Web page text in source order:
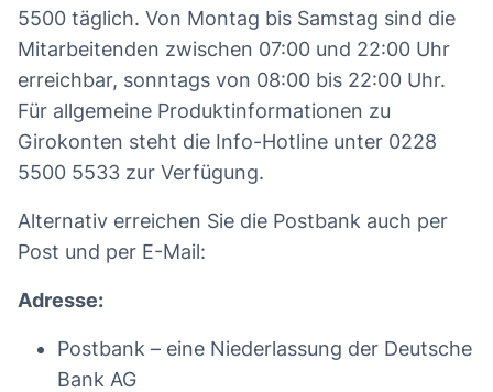
5500 täglich. Von Montag bis Samstag sind die
Mitarbeitenden zwischen 07:00 und 22:00 Uhr
erreichbar, sonntags von 08:00 bis 22:00 Uhr.
Für allgemeine Produktinformationen zu
Girokonten steht die Info-Hotline unter 0228
5500 5533 zur Verfügung.
Alternativ erreichen Sie die Postbank auch per
Post und per E-Mail:
Adresse:
Postbank – eine Niederlassung der Deutsche
Bank AG